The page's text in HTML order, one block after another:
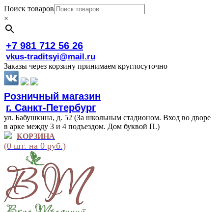
Поиск товаров
×
+7 981 712 56 26
vkus-traditsyi@mail.ru
Заказы через корзину принимаем круглосуточно
Розничный магазин
г. Санкт-Петербург
ул. Бабушкина, д. 52 (За школьным стадионом. Вход во дворе
в арке между 3 и 4 подъездом. Дом буквой П.)
КОРЗИНА
(0 шт. на 0 руб.)